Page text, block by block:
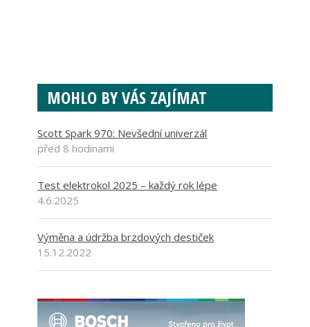
MOHLO BY VÁS ZAJÍMAT
Scott Spark 970: Nevšední univerzál
před 8 hodinami
Test elektrokol 2025 – každý rok lépe
4.6.2025
Výměna a údržba brzdových destiček
15.12.2022